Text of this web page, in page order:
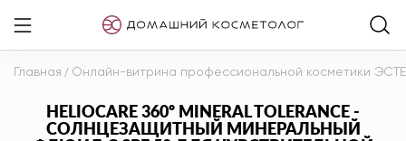
Главная / Онлайн-витрина профессиональной косметики
HELIOCARE 360º MINERAL TOLERANCE -
СОЛНЦЕЗАЩИТНЫЙ МИНЕРАЛЬНЫЙ